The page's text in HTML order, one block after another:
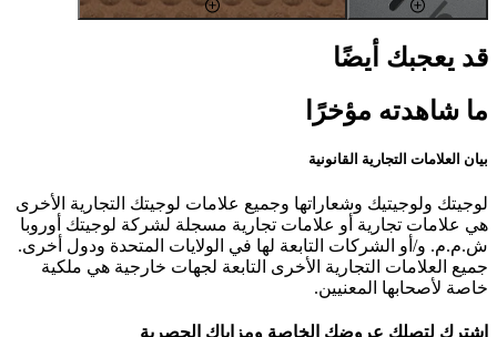
قد يعجبك أيضًا
ما شاهدته مؤخرًا
بيان العلامات التجارية القانونية
لوجيتك ولوجيتيك وشعاراتها وجميع علامات لوجيتك التجارية الأخرى
هي علامات تجارية أو علامات تجارية مسجلة لشركة لوجيتك أوروبا
ش.م.م. و/أو الشركات التابعة لها في الولايات المتحدة ودول أخرى.
جميع العلامات التجارية الأخرى التابعة لجهات خارجية هي ملكية
خاصة لأصحابها المعنيين.
اشترك لتصلك عروضك الخاصة ومزاياك الحصرية